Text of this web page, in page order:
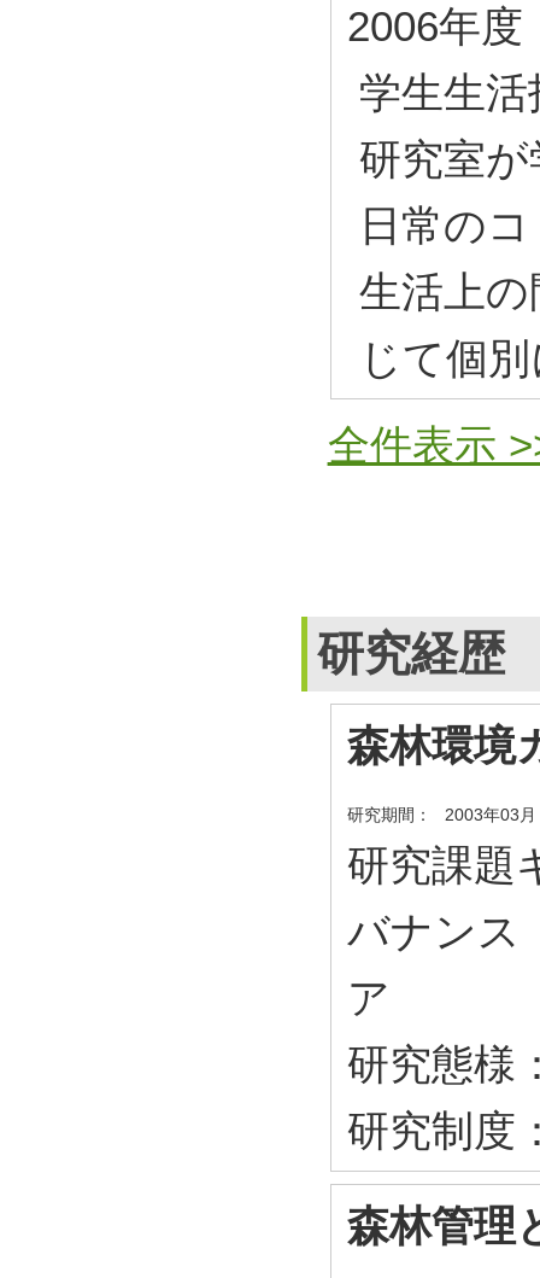
2006年度
学生生
研究室
日常の
生活上
じて個
全件表示
研究経歴
森林環境
研究期間： 2003年03月
研究課
バナン
ア
研究態様
研究制度
森林管理